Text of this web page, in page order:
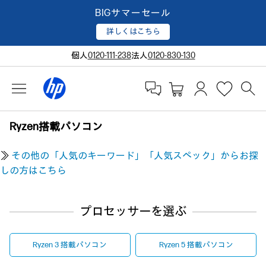
BIGサマーセール
詳しくはこちら
個人0120-111-238法人0120-830-130
Ryzen搭載パソコン
≫ その他の「人気のキーワード」「人気スペック」からお探
しの方はこちら
プロセッサーを選ぶ
Ryzen 3 搭載パソコン Ryzen 5 搭載パソコン